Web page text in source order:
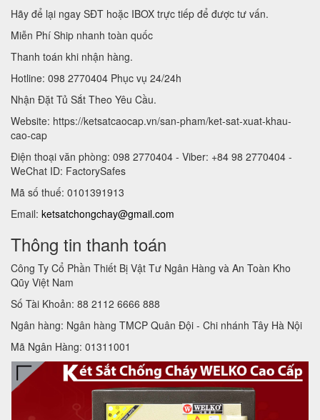
Hãy để lại ngay SĐT hoặc IBOX trực tiếp để được tư vấn.
Miễn Phí Ship nhanh toàn quốc
Thanh toán khi nhận hàng.
Hotline: 098 2770404 Phục vụ 24/24h
Nhận Đặt Tủ Sắt Theo Yêu Cầu.
Website: https://ketsatcaocap.vn/san-pham/ket-sat-xuat-khau-
cao-cap
Điện thoại văn phòng: 098 2770404 - Viber: +84 98 2770404 -
WeChat ID: FactorySafes
Mã số thuế: 0101391913
Email: ketsatchongchay@gmail.com
Thông tin thanh toán
Công Ty Cổ Phần Thiết Bị Vật Tư Ngân Hàng và An Toàn Kho
Qũy Việt Nam
Số Tài Khoản: 88 2112 6666 888
Ngân hàng: Ngân hàng TMCP Quân Đội - Chi nhánh Tây Hà Nội
Mã Ngân Hàng: 01311001